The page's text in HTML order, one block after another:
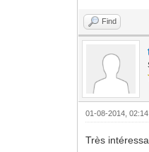
end
-- start/
if
if
Find
01-08-2014,
Très